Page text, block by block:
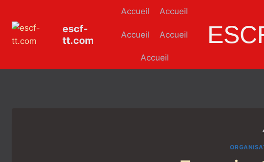
contenu
escf-
tt.com
Accueil Accueil
Accueil Accueil
Accueil